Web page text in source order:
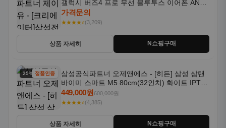
갤럭시 버즈4 프로 무선 블루투스 이어폰 ANC
SM-R640N
가격문의
★★★★⭐(3,209)
상품 자세히 N쇼핑구매
25% 할인정품인증
삼성공식파트너 오제앤에스 - [히든] 삼성 삼탠
바이미 스마트 M5 80cm(32인치) 화이트 IPTV
OTT 패키지
449,000원600,000원
★★★★⭐(4,385)
상품 자세히 N쇼핑구매